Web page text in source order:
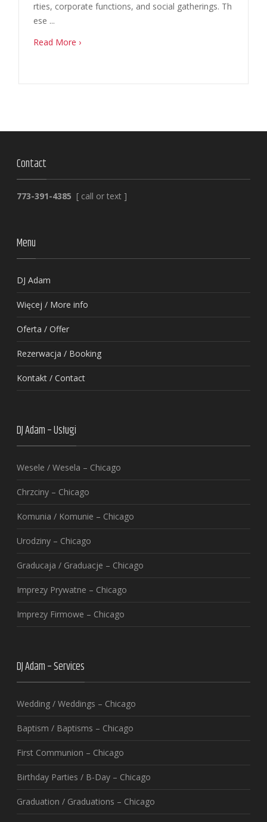
rties, corporate functions, and social gatherings. Th
ese ...
Read More ›
Contact
773-391-4385 [ call or text ]
Menu
DJ Adam
Więcej / More info
Oferta / Offer
Rezerwacja / Booking
Kontakt / Contact
DJ Adam – Usługi
Wesele / Wesela – Chicago
Chrzciny – Chicago
Komunia / Komunie – Chicago
Urodziny – Chicago
Graducaja / Graduacje – Chicago
Imprezy Prywatne – Chicago
Imprezy Firmowe – Chicago
DJ Adam – Services
Wedding / Weddings – Chicago
Baptism / Baptisms – Chicago
First Communion – Chicago
Birthday Parties / B-Day – Chicago
Graduation / Graduations – Chicago